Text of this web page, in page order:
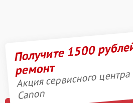
Получите 1500
ремонт
Акция сервисного центра
Canon